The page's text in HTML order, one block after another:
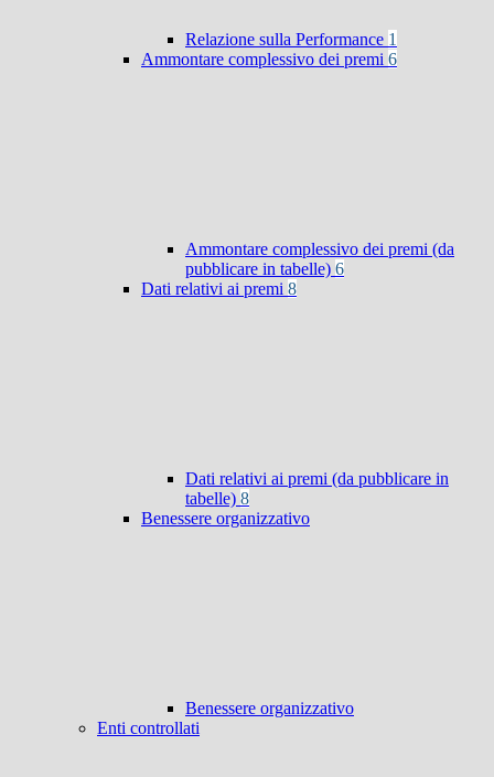
Relazione sulla Performance 1
Ammontare complessivo dei premi 6
Ammontare complessivo dei premi (da
pubblicare in tabelle) 6
Dati relativi ai premi 8
Dati relativi ai premi (da pubblicare in
tabelle) 8
Benessere organizzativo
Benessere organizzativo
Enti controllati